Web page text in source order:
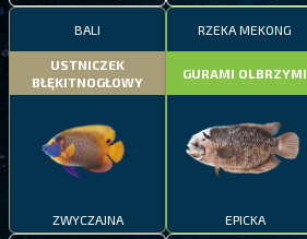
BALI
USTNICZEK
BŁĘKITNOGŁOWY
ZWYCZAJNA
RZEKA MEKONG
GURAMI OLBRZYMI
EPICKA